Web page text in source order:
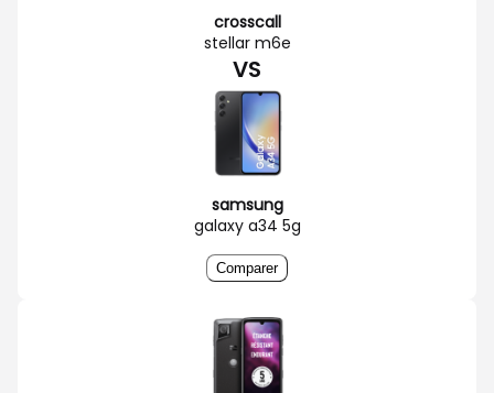
crosscall
stellar m6e
VS
samsung
galaxy a34 5g
Comparer